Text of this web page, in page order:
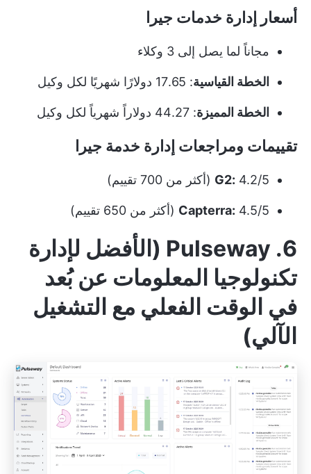
أسعار إدارة خدمات جيرا
مجاناً لما يصل إلى 3 وكلاء
الخطة القياسية: 17.65 دولارًا شهريًا لكل وكيل
الخطة المميزة: 44.27 دولاراً شهرياً لكل وكيل
تقييمات ومراجعات إدارة خدمة جيرا
G2: 4.2/5 (أكثر من 700 تقييم)
Capterra: 4.5/5 (أكثر من 650 تقييم)
6. Pulseway (الأفضل لإدارة
تكنولوجيا المعلومات عن بُعد
في الوقت الفعلي مع التشغيل
الآلي)